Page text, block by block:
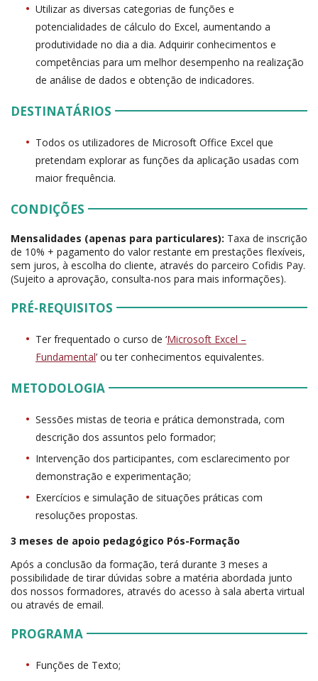
Utilizar as diversas categorias de funções e
potencialidades de cálculo do Excel, aumentando a
produtividade no dia a dia. Adquirir conhecimentos e
competências para um melhor desempenho na realização
de análise de dados e obtenção de indicadores.
DESTINATÁRIOS
Todos os utilizadores de Microsoft Office Excel que
pretendam explorar as funções da aplicação usadas com
maior frequência.
CONDIÇÕES
Mensalidades (apenas para particulares): Taxa de inscrição
de 10% + pagamento do valor restante em prestações flexíveis,
sem juros, à escolha do cliente, através do parceiro Cofidis Pay.
(Sujeito a aprovação, consulta-nos para mais informações).
PRÉ-REQUISITOS
Ter frequentado o curso de ‘Microsoft Excel –
Fundamental’ ou ter conhecimentos equivalentes.
METODOLOGIA
Sessões mistas de teoria e prática demonstrada, com
descrição dos assuntos pelo formador;
Intervenção dos participantes, com esclarecimento por
demonstração e experimentação;
Exercícios e simulação de situações práticas com
resoluções propostas.
3 meses de apoio pedagógico Pós-Formação
Após a conclusão da formação, terá durante 3 meses a
possibilidade de tirar dúvidas sobre a matéria abordada junto
dos nossos formadores, através do acesso à sala aberta virtual
ou através de email.
PROGRAMA
Funções de Texto;